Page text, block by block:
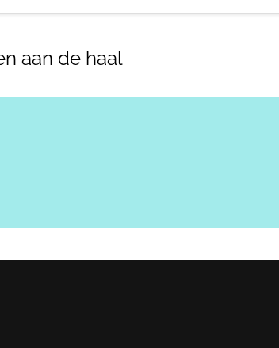
aan de haal